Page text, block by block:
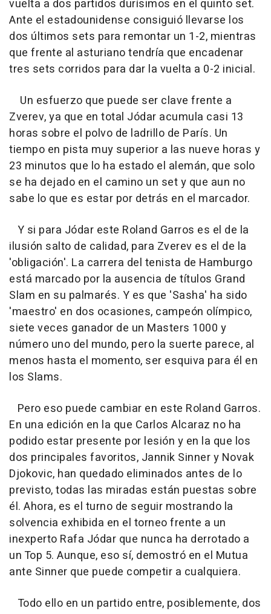
vuelta a dos partidos durísimos en el quinto set.
Ante el estadounidense consiguió llevarse los
dos últimos sets para remontar un 1-2, mientras
que frente al asturiano tendría que encadenar
tres sets corridos para dar la vuelta a 0-2 inicial.
Un esfuerzo que puede ser clave frente a
Zverev, ya que en total Jódar acumula casi 13
horas sobre el polvo de ladrillo de París. Un
tiempo en pista muy superior a las nueve horas y
23 minutos que lo ha estado el alemán, que solo
se ha dejado en el camino un set y que aun no
sabe lo que es estar por detrás en el marcador.
Y si para Jódar este Roland Garros es el de la
ilusión salto de calidad, para Zverev es el de la
'obligación'. La carrera del tenista de Hamburgo
está marcado por la ausencia de títulos Grand
Slam en su palmarés. Y es que 'Sasha' ha sido
'maestro' en dos ocasiones, campeón olímpico,
siete veces ganador de un Masters 1000 y
número uno del mundo, pero la suerte parece, al
menos hasta el momento, ser esquiva para él en
los Slams.
Pero eso puede cambiar en este Roland Garros.
En una edición en la que Carlos Alcaraz no ha
podido estar presente por lesión y en la que los
dos principales favoritos, Jannik Sinner y Novak
Djokovic, han quedado eliminados antes de lo
previsto, todas las miradas están puestas sobre
él. Ahora, es el turno de seguir mostrando la
solvencia exhibida en el torneo frente a un
inexperto Rafa Jódar que nunca ha derrotado a
un Top 5. Aunque, eso sí, demostró en el Mutua
ante Sinner que puede competir a cualquiera.
Todo ello en un partido entre, posiblemente, dos